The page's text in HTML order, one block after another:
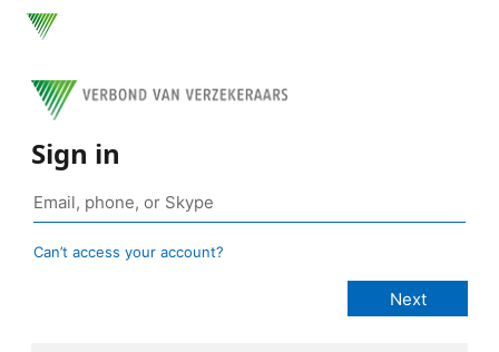
Sign in
Can’t access your account?